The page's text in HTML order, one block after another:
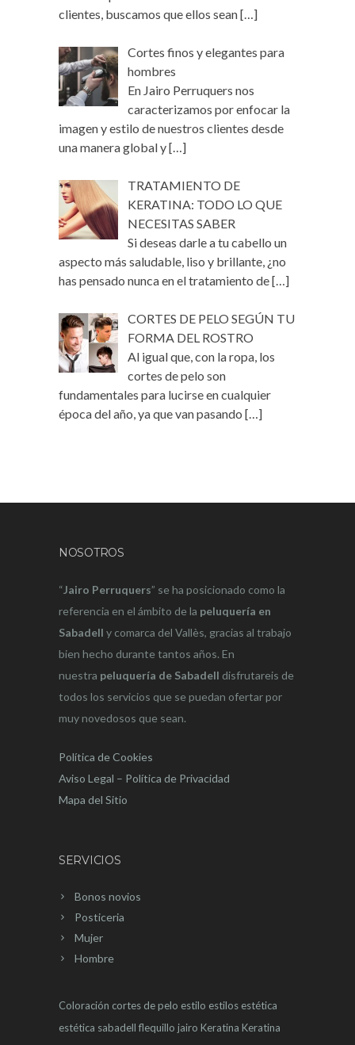
clientes, buscamos que ellos sean[…]
Cortes finos y elegantes para
hombres
En Jairo Perruquers nos
caracterizamos por enfocar la
imagen y estilo de nuestros clientes desde
una manera global y[…]
TRATAMIENTO DE
KERATINA: TODO LO QUE
NECESITAS SABER
Si deseas darle a tu cabello un
aspecto más saludable, liso y brillante, ¿no
has pensado nunca en el tratamiento de[…]
CORTES DE PELO SEGÚN TU
FORMA DEL ROSTRO
Al igual que, con la ropa, los
cortes de pelo son
fundamentales para lucirse en cualquier
época del año, ya que van pasando […]
NOSOTROS
“Jairo Perruquers” se ha posicionado como la
referencia en el ámbito de la peluquería en
Sabadell y comarca del Vallès, gracias al trabajo
bien hecho durante tantos años. En
nuestra peluquería de Sabadell disfrutareis de
todos los servicios que se puedan ofertar por
muy novedosos que sean.
Política de Cookies
Aviso Legal – Política de Privacidad
Mapa del Sitio
SERVICIOS
Bonos novios
Posticeria
Mujer
Hombre
Coloración cortes de pelo estilo estilos estética
estética sabadell flequillo jairo Keratina Keratina